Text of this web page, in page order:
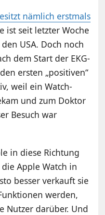
nämlich erstmals
ist seit letzter Woche
USA. Doch noch
dem Start der EKG-
ersten „positiven“
weil ein Watch-
und zum Doktor
Besuch war
in diese Richtung
Apple Watch in
besser verkauft sie
werden,
Nutzer darüber. Und